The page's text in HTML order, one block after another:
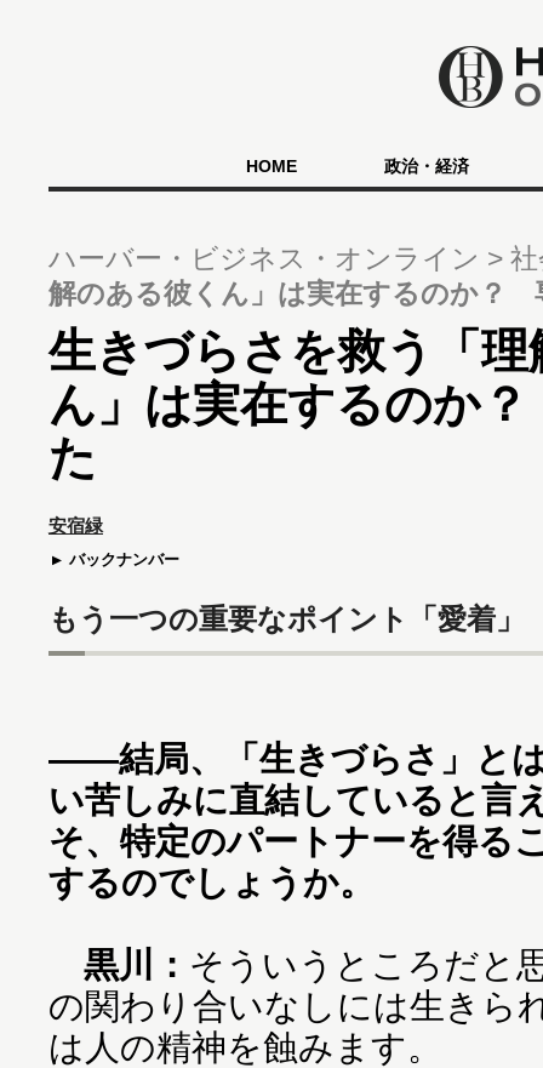
HOME 政治・経済
ハーバー・ビジネス・オンライン
解のある彼くん」は実在するのか？
生きづらさを救う「
ん」は実在するのか
た
安宿緑
バックナンバー
もう一つの重要なポイント「愛着」
――結局、「生きづらさ」と
い苦しみに直結していると言
そ、特定のパートナーを得る
するのでしょうか。
黒川： そういうところだと
の関わり合いなしには生きら
は人の精神を蝕みます。